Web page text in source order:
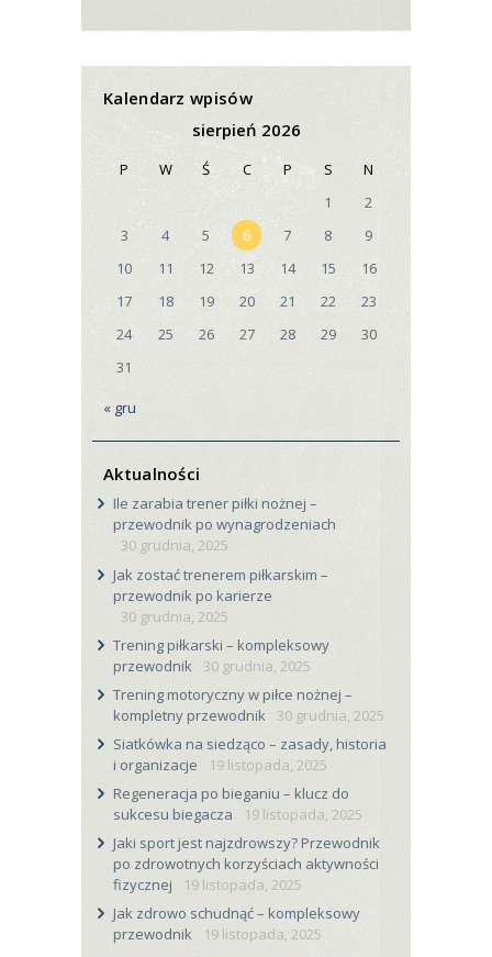
Kalendarz wpisów
sierpień 2026
P W Ś C P S
N
1
2
3
4 5 6 7 8
9
10
11 12 13 14 15
16
17
18 19 20 21 22
23
24
25 26 27 28 29
30
31
« gru
Aktualności
Ile zarabia trener piłki nożnej –
przewodnik po wynagrodzeniach
30 grudnia, 2025
Jak zostać trenerem piłkarskim –
przewodnik po karierze
30 grudnia, 2025
Trening piłkarski – kompleksowy
przewodnik
30 grudnia, 2025
Trening motoryczny w piłce nożnej –
kompletny przewodnik 30 grudnia, 2025
Siatkówka na siedząco – zasady, historia
i organizacje
19 listopada, 2025
Regeneracja po bieganiu – klucz do
sukcesu biegacza
19 listopada, 2025
Jaki sport jest najzdrowszy? Przewodnik
po zdrowotnych korzyściach aktywności
fizycznej
19 listopada, 2025
Jak zdrowo schudnąć – kompleksowy
przewodnik
19 listopada, 2025